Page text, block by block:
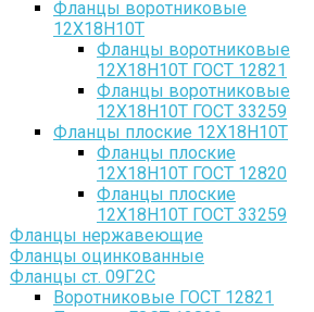
Фланцы воротниковые
12Х18Н10Т
Фланцы воротниковые
12Х18Н10Т ГОСТ 12821
Фланцы воротниковые
12Х18Н10Т ГОСТ 33259
Фланцы плоские 12Х18Н10Т
Фланцы плоские
12Х18Н10Т ГОСТ 12820
Фланцы плоские
12Х18Н10Т ГОСТ 33259
Фланцы нержавеющие
Фланцы оцинкованные
Фланцы ст. 09Г2С
Воротниковые ГОСТ 12821